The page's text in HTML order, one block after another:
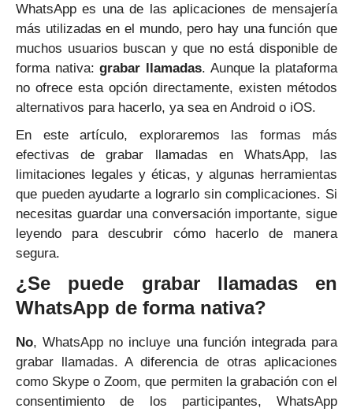
WhatsApp es una de las aplicaciones de mensajería
más utilizadas en el mundo, pero hay una función que
muchos usuarios buscan y que no está disponible de
forma nativa:grabar llamadas. Aunque la plataforma
no ofrece esta opción directamente, existen métodos
alternativos para hacerlo, ya sea en Android o iOS.
En este artículo, exploraremos las formas más
efectivas de grabar llamadas en WhatsApp, las
limitaciones legales y éticas, y algunas herramientas
que pueden ayudarte a lograrlo sin complicaciones. Si
necesitas guardar una conversación importante, sigue
leyendo para descubrir cómo hacerlo de manera
segura.
¿Se puede grabar llamadas en
WhatsApp de forma nativa?
No, WhatsApp no incluye una función integrada para
grabar llamadas. A diferencia de otras aplicaciones
como Skype o Zoom, que permiten la grabación con el
consentimiento de los participantes, WhatsApp